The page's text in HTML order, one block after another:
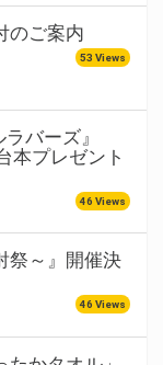
のご案内
53 Views
バーズ』
本プレゼント
46 Views
祭～』開催決
46 Views